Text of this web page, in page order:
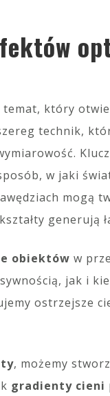
który
technik,
w jaki
mogą
generują
obiektów w
jak i
ostrzejsze
, możemy
gradienty cieni